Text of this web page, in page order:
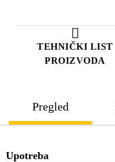
TEHNIČKI LIST
PROIZVODA
Pregled
Upotreba